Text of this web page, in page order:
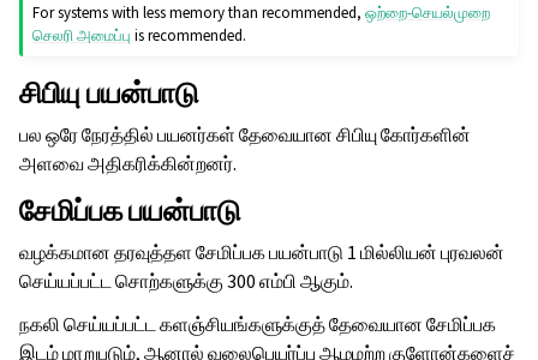
For systems with less memory than recommended,ஒற்றை-செயல்முறை
செலரி அமைப்பு is recommended.
சிபியு பயன்பாடு
பல ஒரே நேரத்தில் பயனர்கள் தேவையான சிபியு கோர்களின்
அளவை அதிகரிக்கின்றனர்.
சேமிப்பக பயன்பாடு
வழக்கமான தரவுத்தள சேமிப்பக பயன்பாடு 1 மில்லியன் புரவலன்
செய்யப்பட்ட சொற்களுக்கு 300 எம்பி ஆகும்.
நகலி செய்யப்பட்ட களஞ்சியங்களுக்குத் தேவையான சேமிப்பக
இடம் மாறுபடும், ஆனால் வலைபெயர்ப்பு ஆழமற்ற குளோன்களைச்